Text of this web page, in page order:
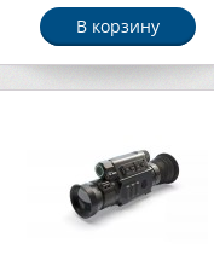
В корзину